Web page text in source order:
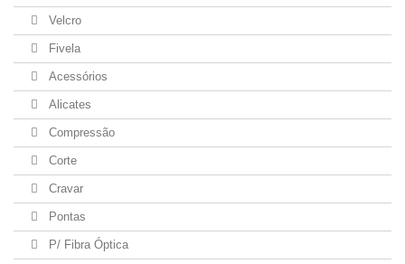
Velcro
Fivela
Acessórios
Alicates
Compressão
Corte
Cravar
Pontas
P/ Fibra Óptica